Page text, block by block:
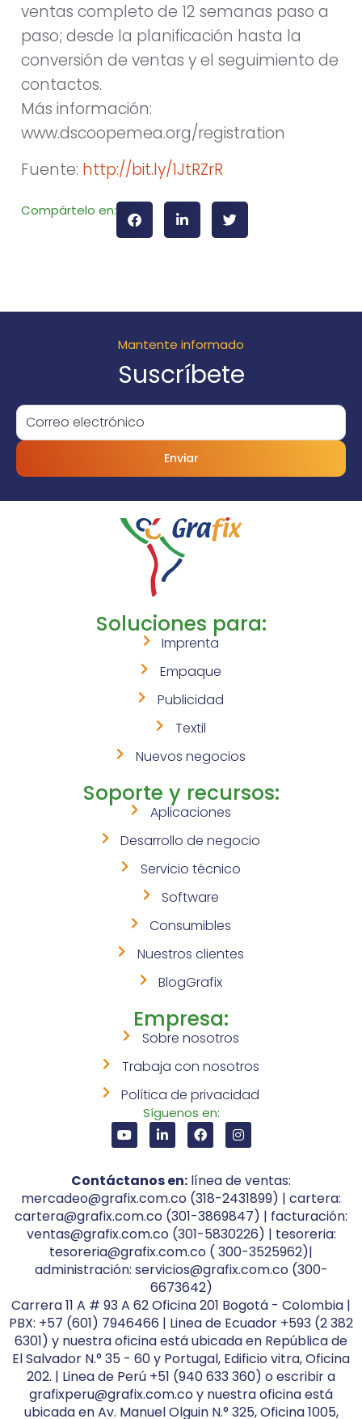
ventas completo de 12 semanas paso a
paso; desde la planificación hasta la
conversión de ventas y el seguimiento de
contactos.
Más información:
www.dscoopemea.org/registration
Fuente: http://bit.ly/1JtRZrR
Compártelo en:
Mantente informado
Suscríbete
Enviar
Soluciones para:
Imprenta
Empaque
Publicidad
Textil
Nuevos negocios
Soporte y recursos:
Aplicaciones
Desarrollo de negocio
Servicio técnico
Software
Consumibles
Nuestros clientes
BlogGrafix
Empresa:
Sobre nosotros
Trabaja con nosotros
Política de privacidad
Síguenos en:
Contáctanos en: línea de ventas:
mercadeo@grafix.com.co (318-2431899) | cartera:
cartera@grafix.com.co (301-3869847) | facturación:
ventas@grafix.com.co (301-5830226) | tesoreria:
tesoreria@grafix.com.co ( 300-3525962)|
administración: servicios@grafix.com.co (300-
6673642)
Carrera 11 A # 93 A 62 Oficina 201 Bogotá - Colombia |
PBX: +57 (601) 7946466 | Linea de Ecuador +593 (2 382
6301) y nuestra oficina está ubicada en República de
El Salvador N.° 35 - 60 y Portugal, Edificio vitra, Oficina
202. | Linea de Perú +51 (940 633 360) o escribir a
grafixperu@grafix.com.co y nuestra oficina está
ubicada en Av. Manuel Olguin N.° 325, Oficina 1005,